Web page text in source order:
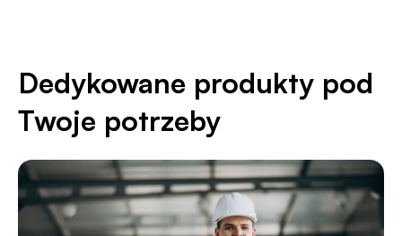
Dedykowane produkty pod
Twoje potrzeby